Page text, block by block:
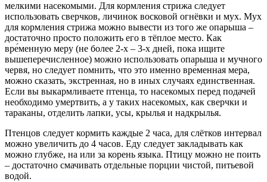
мелкими насекомыми. Для кормления стрижа следует
использовать сверчков, личинок восковой огнёвки и мух. Мух
для кормления стрижа можно вывести из того же опарыша –
достаточно просто положить его в тёплое место. Как
вре́менную меру (не более 2-х – 3-х дней, пока ищите
вышеперечисленное) можно использовать опарыша и мучного
червя, но следует помнить, что это именно вре́менная мера,
можно сказать, экстренная, но в иных случаях единственная.
Если вы выкармливаете птенца, то насекомых перед подачей
необходимо умертвить, а у таких насекомых, как сверчки и
тараканы, отделить лапки, усы, крылья и надкрылья.
Птенцов следует кормить каждые 2 часа, для слётков интервал
можно увеличить до 4 часов. Еду следует закладывать как
можно глубже, на или за корень языка. Птицу можно не поить
– достаточно смачивать отдельные порции чистой, питьевой
водой.